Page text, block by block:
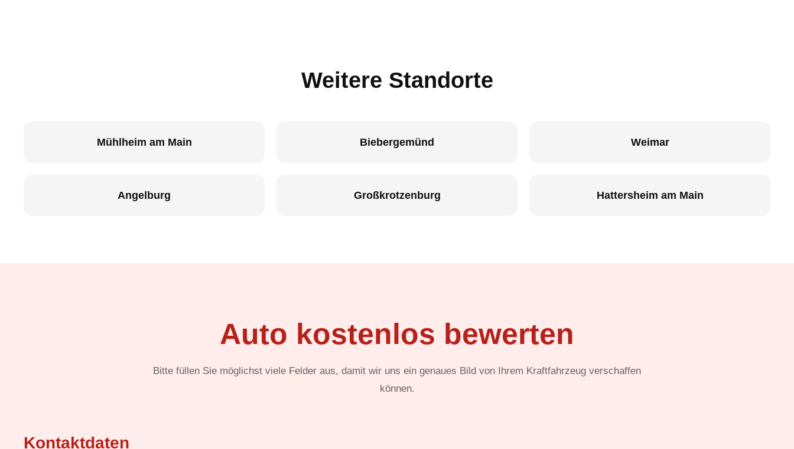
Weitere Standorte
Mühlheim am Main Biebergemünd Weimar
Angelburg Großkrotzenburg Hattersheim am Main
Auto kostenlos bewerten
Bitte füllen Sie möglichst viele Felder aus, damit wir uns ein genaues Bild von Ihrem Kraftfahrzeug verschaffen
können.
Kontaktdaten